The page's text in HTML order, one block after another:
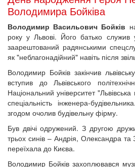
Володимира Бойківа
Володимир Васильович Бойків
року у Львові. Його батько служив
заарештований радянськими
як "неблагонадійний" навіть після
Володимир Бойків закінчив
вступив до Львівського
Національний університет
спеціальність інженера-
згодом очолив будівельну фірму.
Був двічі одружений. З другою
трьох синів – Андрія, Олександра та
переїхала до Києва.
Володимир Бойків захоплювався